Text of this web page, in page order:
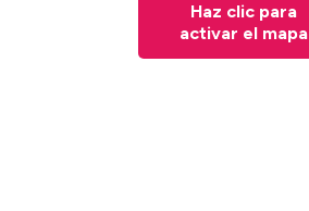
Haz clic para
activar el mapa